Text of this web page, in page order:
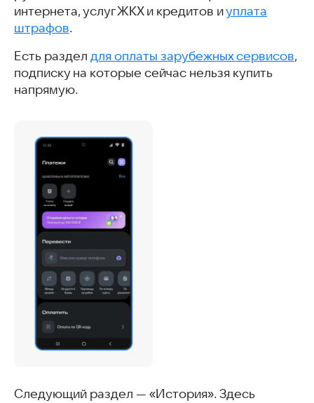
интернета, услуг ЖКХ и кредитов иуплата
штрафов.
Есть раздел для оплаты зарубежных сервисов,
подписку на которые сейчас нельзя купить
напрямую.
Следующий раздел — «История». Здесь